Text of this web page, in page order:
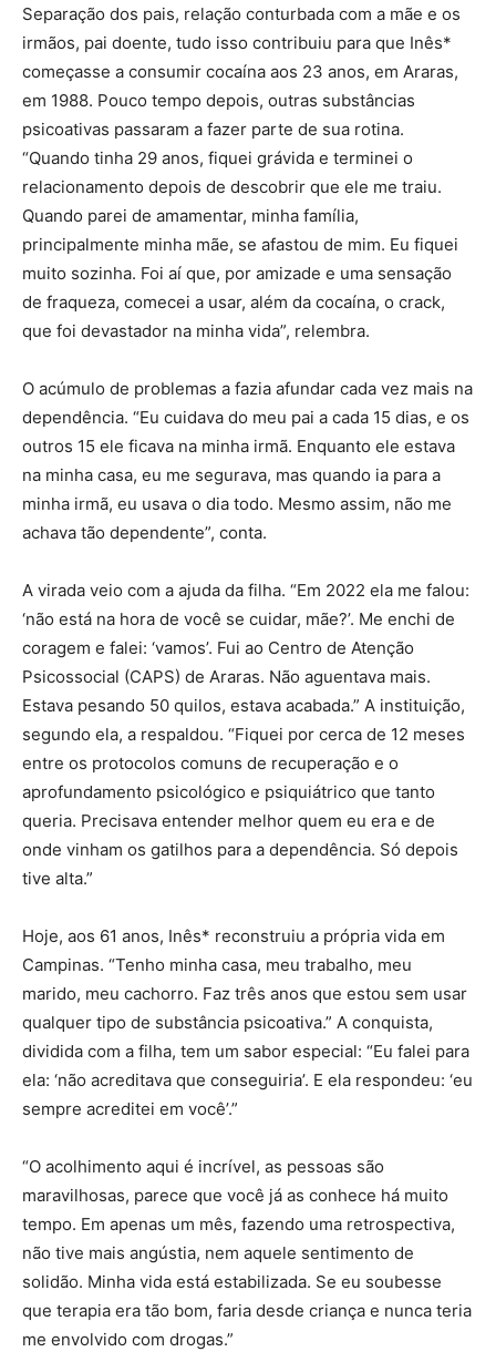
Separação dos pais, relação conturbada com a mãe e os
irmãos, pai doente, tudo isso contribuiu para que Inês*
começasse a consumir cocaína aos 23 anos, em Araras,
em 1988. Pouco tempo depois, outras substâncias
psicoativas passaram a fazer parte de sua rotina.
“Quando tinha 29 anos, fiquei grávida e terminei o
relacionamento depois de descobrir que ele me traiu.
Quando parei de amamentar, minha família,
principalmente minha mãe, se afastou de mim. Eu fiquei
muito sozinha. Foi aí que, por amizade e uma sensação
de fraqueza, comecei a usar, além da cocaína, o crack,
que foi devastador na minha vida”, relembra.
O acúmulo de problemas a fazia afundar cada vez mais na
dependência. “Eu cuidava do meu pai a cada 15 dias, e os
outros 15 ele ficava na minha irmã. Enquanto ele estava
na minha casa, eu me segurava, mas quando ia para a
minha irmã, eu usava o dia todo. Mesmo assim, não me
achava tão dependente”, conta.
A virada veio com a ajuda da filha. “Em 2022 ela me falou:
‘não está na hora de você se cuidar, mãe?’. Me enchi de
coragem e falei: ‘vamos’. Fui ao Centro de Atenção
Psicossocial (CAPS) de Araras. Não aguentava mais.
Estava pesando 50 quilos, estava acabada.” A instituição,
segundo ela, a respaldou. “Fiquei por cerca de 12 meses
entre os protocolos comuns de recuperação e o
aprofundamento psicológico e psiquiátrico que tanto
queria. Precisava entender melhor quem eu era e de
onde vinham os gatilhos para a dependência. Só depois
tive alta.”
Hoje, aos 61 anos, Inês* reconstruiu a própria vida em
Campinas. “Tenho minha casa, meu trabalho, meu
marido, meu cachorro. Faz três anos que estou sem usar
qualquer tipo de substância psicoativa.” A conquista,
dividida com a filha, tem um sabor especial: “Eu falei para
ela: ‘não acreditava que conseguiria’. E ela respondeu: ‘eu
sempre acreditei em você’.”
“O acolhimento aqui é incrível, as pessoas são
maravilhosas, parece que você já as conhece há muito
tempo. Em apenas um mês, fazendo uma retrospectiva,
não tive mais angústia, nem aquele sentimento de
solidão. Minha vida está estabilizada. Se eu soubesse
que terapia era tão bom, faria desde criança e nunca teria
me envolvido com drogas.”